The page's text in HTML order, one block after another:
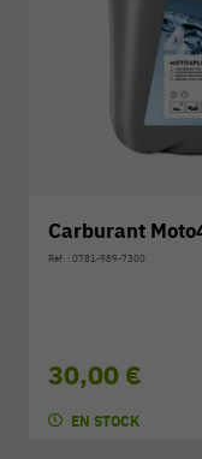
Carburant
Réf. : 0781-989-7300
30,00 €
EN STOCK